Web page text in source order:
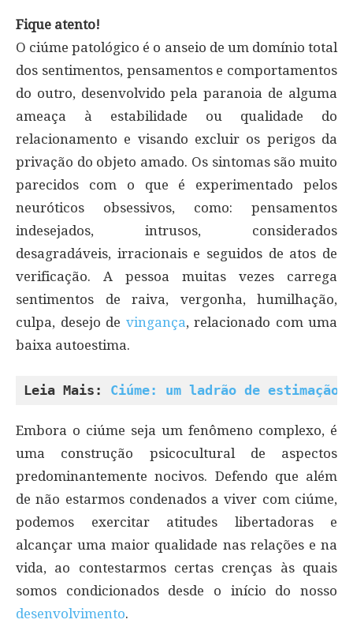
Fique atento!
O ciúme patológico é o anseio de um domínio total
dos sentimentos, pensamentos e comportamentos
do outro, desenvolvido pela paranoia de alguma
ameaça à estabilidade ou qualidade do
relacionamento e visando excluir os perigos da
privação do objeto amado. Os sintomas são muito
parecidos com o que é experimentado pelos
neuróticos obsessivos, como: pensamentos
indesejados, intrusos, considerados
desagradáveis, irracionais e seguidos de atos de
verificação. A pessoa muitas vezes carrega
sentimentos de raiva, vergonha, humilhação,
culpa, desejo de vingança, relacionado com uma
baixa autoestima.
Leia Mais: Ciúme: um ladrão de
Embora o ciúme seja um fenômeno complexo, é
uma construção psicocultural de aspectos
predominantemente nocivos. Defendo que além
de não estarmos condenados a viver com ciúme,
podemos exercitar atitudes libertadoras e
alcançar uma maior qualidade nas relações e na
vida, ao contestarmos certas crenças às quais
somos condicionados desde o início do nosso
desenvolvimento.